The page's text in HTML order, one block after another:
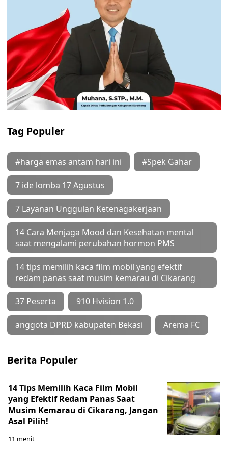
Tag Populer
#harga emas antam hari ini #Spek Gahar
7 ide lomba 17 Agustus
7 Layanan Unggulan Ketenagakerjaan
14 Cara Menjaga Mood dan Kesehatan mental
saat mengalami perubahan hormon PMS
14 tips memilih kaca film mobil yang efektif
redam panas saat musim kemarau di Cikarang
37 Peserta 910 Hvision 1.0
anggota DPRD kabupaten Bekasi Arema FC
Berita Populer
14 Tips Memilih Kaca Film Mobil
yang Efektif Redam Panas Saat
Musim Kemarau di Cikarang, Jangan
Asal Pilih!
11 menit